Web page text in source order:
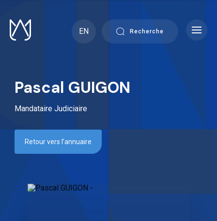
content
EN
Recherche
Pascal GUIGON
Mandataire Judiciaire
Retour vers l’annuaire